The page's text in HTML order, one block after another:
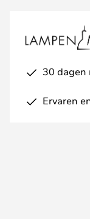
30 dagen
Ervaren